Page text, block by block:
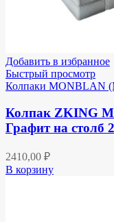
Добавить в избранное
Быстрый просмотр
Колпаки MONBLAN
Колпак ZKING
Графит на столб
2410,00 ₽
В корзину